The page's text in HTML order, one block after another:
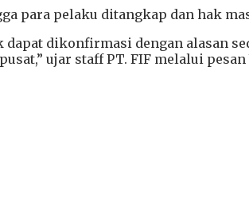
para pelaku ditangkap dan hak
dapat dikonfirmasi dengan alasan
ujar staff PT. FIF melalui